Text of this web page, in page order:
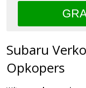
Subaru
Opkopers